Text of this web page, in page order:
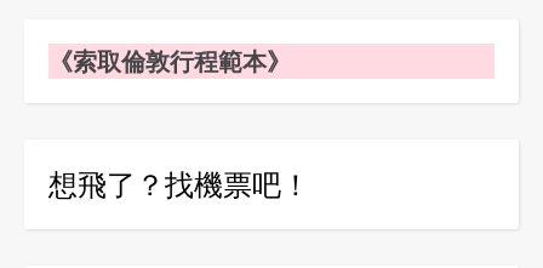
《索取倫敦行程範本》
想飛了？找機票吧！